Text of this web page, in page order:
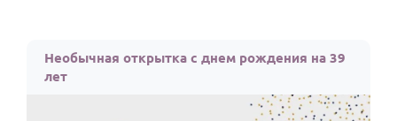
Необычная открытка с днем рождения на 39
лет